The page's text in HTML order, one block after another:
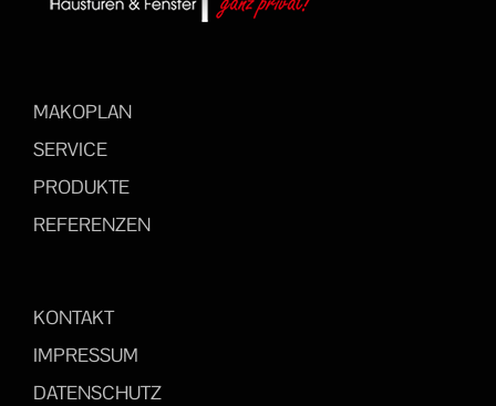
MAKOPLAN
SERVICE
PRODUKTE
REFERENZEN
KONTAKT
IMPRESSUM
DATENSCHUTZ